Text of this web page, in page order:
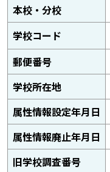
本校・分校
学校コード
郵便番号
学校所在地
属性情報設定年月日
属性情報廃止年月日
旧学校調査番号